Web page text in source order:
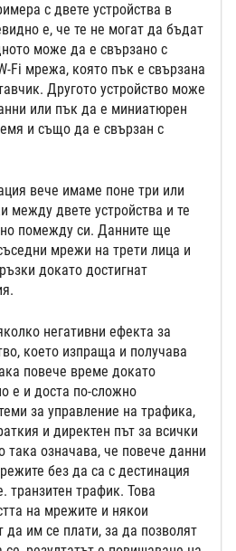
с двете устройства в
е, че те не могат да бъдат
може да е свързано с
Fi мрежа, която пък е свързана
Другото устройство може
или пък да е миниатюрен
и също да е свързан с
вече имаме поне три или
между двете устройства и те
помежду си. Данните ще
мрежи на трети лица и
докато достигнат
негативни ефекта за
което изпраща и получава
повече време докато
е и доста по-сложно
за управление на трафика,
и директен път за всички
така означава, че повече данни
без да са с дестинация
транзитен трафик. Това
на мрежите и някои
да им се плати, за да позволят